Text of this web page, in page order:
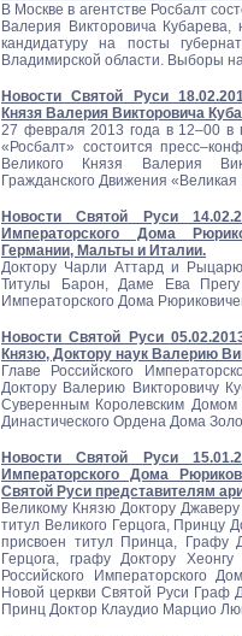
В Москве в агентстве Росбалт
Валерия Викторовича
кандидатуру на посты
Владимирской области. Выборы
Новости Святой Руси
Князя Валерия Викторовича
27 февраля 2013 года в 12–00 в
«Росбалт» состоится
Великого Князя Валерия
Гражданского Движения «Великая
Новости Святой Руси
Императорского Дома
Германии, Мальты и Италии.
Доктору Чарли Аттард и
Титулы Барон, Даме Ева Прегу
Императорского Дома
Новости Святой Руси
Князю, Доктору наук Валерию
Главе Российского
Доктору Валерию Викторовичу
Суверенным Королевским
Династического Ордена Дома
Новости Святой Руси
Императорского Дома
Святой Руси представителям
Великому Князю Доктору
титул Великого Герцога,
присвоен титул Принца, Графу
Герцога, графу Доктору
Российского Императорского
Новой церкви Святой Руси Граф
Принц Доктор Клаудио Марцио